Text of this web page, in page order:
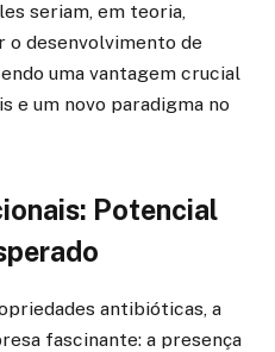
seriam, em teoria,
o desenvolvimento de
uma vantagem crucial
e um novo paradigma no
Potencial
antibióticas, a
fascinante: a presença